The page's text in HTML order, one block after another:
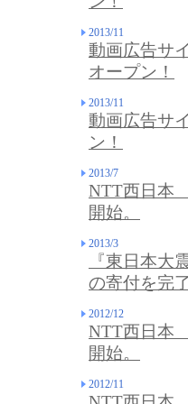
2013/11
動画広告サ
オープン！
2013/11
動画広告サ
ン！
2013/7
NTT西日本
開始。
2013/3
『東日本大
の寄付を完了
2012/12
NTT西日本
開始。
2012/11